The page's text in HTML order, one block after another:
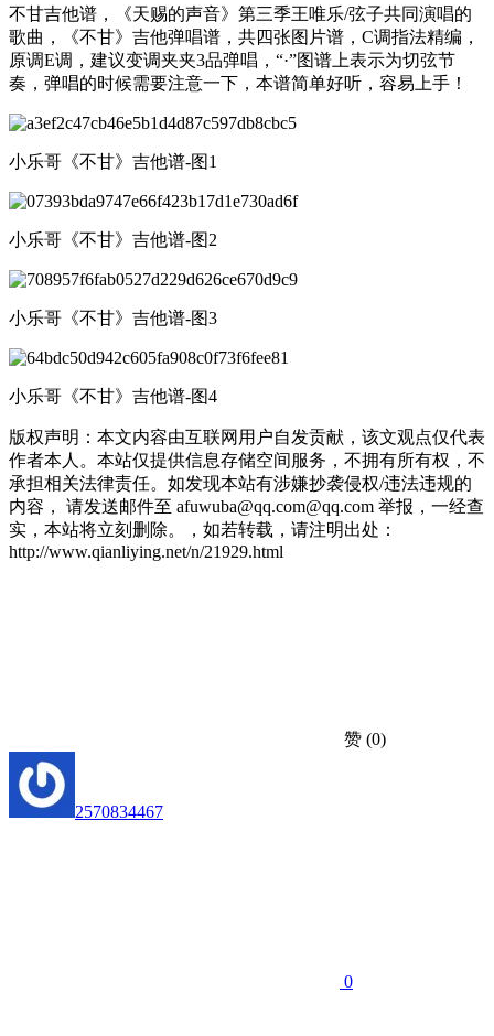
不甘吉他谱，《天赐的声音》第三季王唯乐/弦子共同演唱的
歌曲，《不甘》吉他弹唱谱，共四张图片谱，C调指法精编，
原调E调，建议变调夹夹3品弹唱，“·”图谱上表示为切弦节
奏，弹唱的时候需要注意一下，本谱简单好听，容易上手！
小乐哥《不甘》吉他谱-图1
小乐哥《不甘》吉他谱-图2
小乐哥《不甘》吉他谱-图3
小乐哥《不甘》吉他谱-图4
版权声明：本文内容由互联网用户自发贡献，该文观点仅代表
作者本人。本站仅提供信息存储空间服务，不拥有所有权，不
承担相关法律责任。如发现本站有涉嫌抄袭侵权/违法违规的
内容， 请发送邮件至 afuwuba@qq.com@qq.com 举报，一经查
实，本站将立刻删除。，如若转载，请注明出处：
http://www.qianliying.net/n/21929.html
赞 (0)
2570834467
0